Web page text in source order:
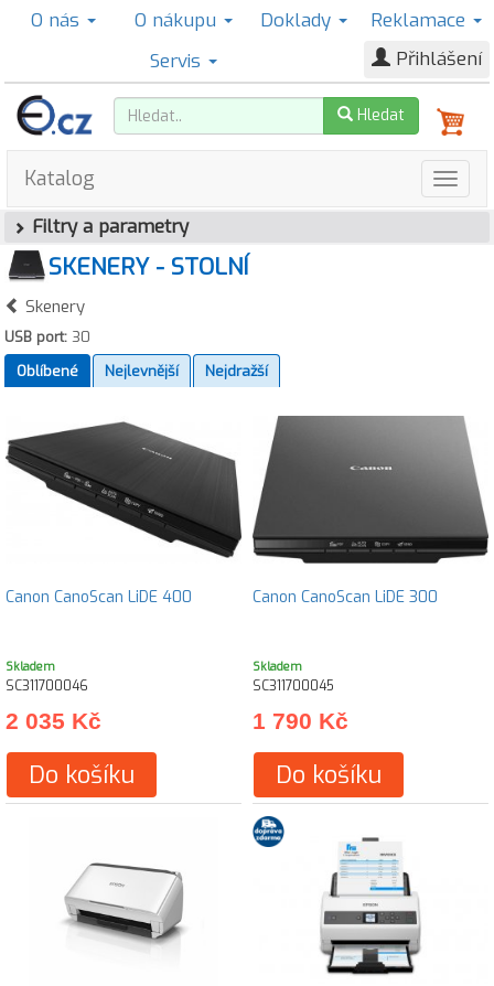
O nás O nákupu Doklady
Reklamace
Servis
Přihlášení
Hledat
Katalog
Filtry a parametry
SKENERY - STOLNÍ
Skenery
USB port: 30
Oblíbené
Nejlevnější Nejdražší
Canon CanoScan LiDE 400
Skladem
SC311700046
2 035 Kč
Do košíku
Canon CanoScan LiDE 300
Skladem
SC311700045
1 790 Kč
Do košíku